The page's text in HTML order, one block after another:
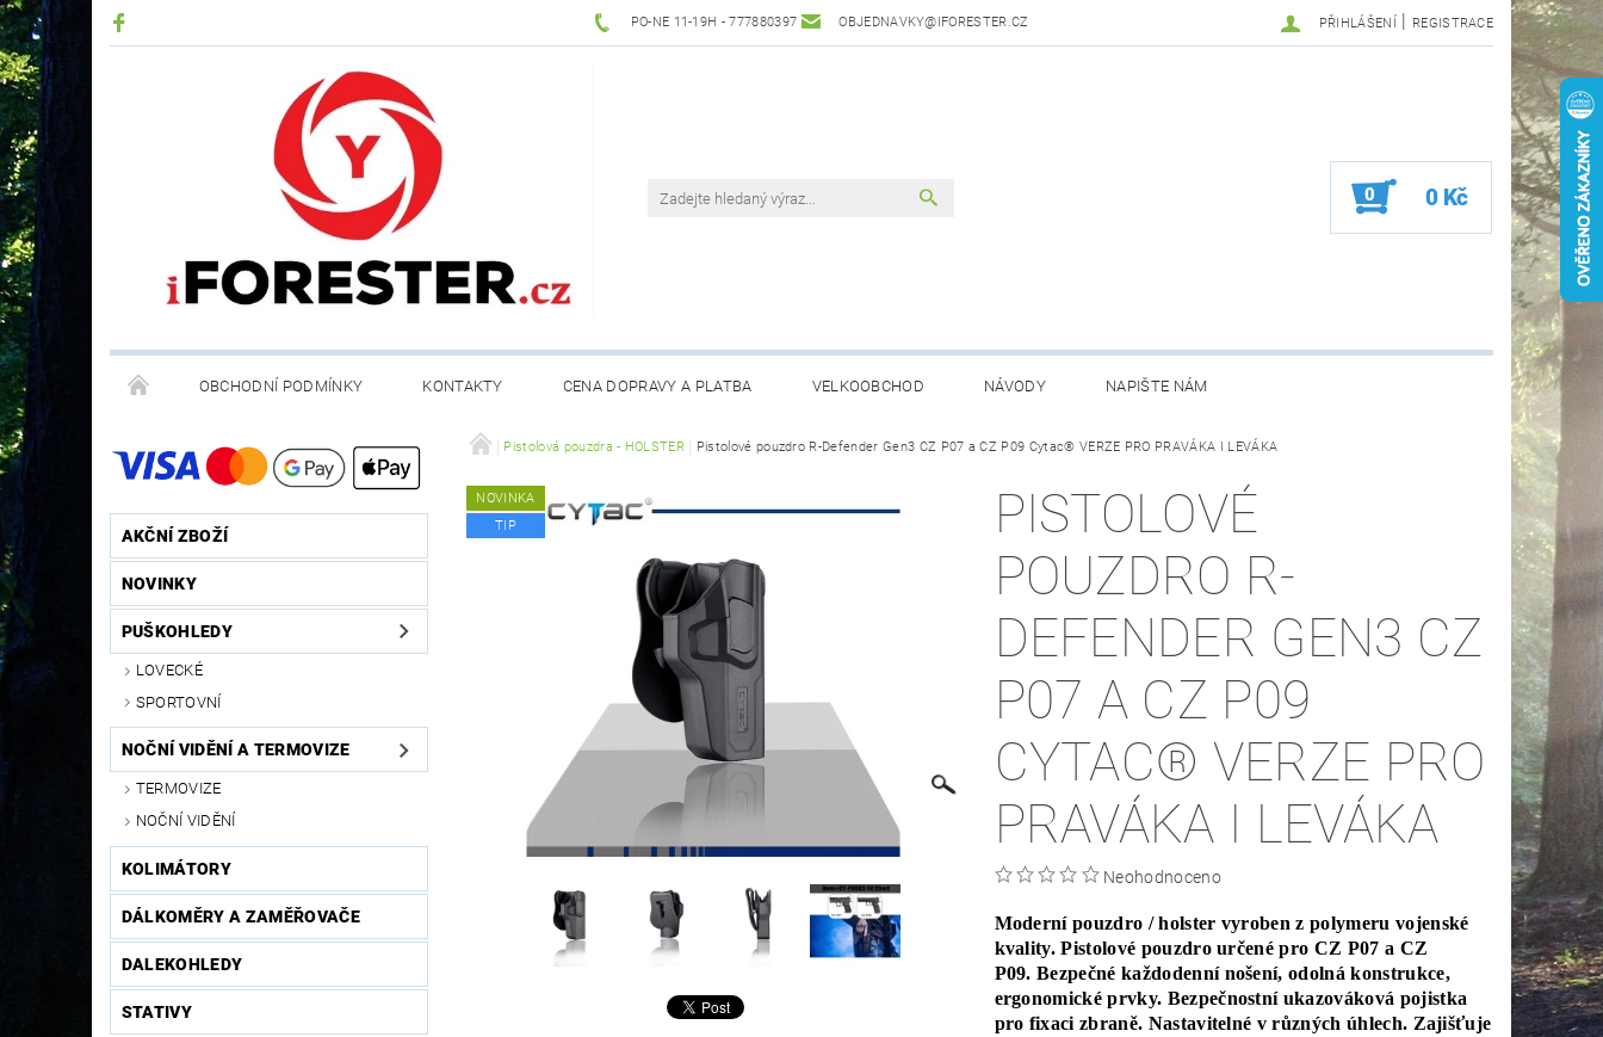
PO-NE 11-19H - 777880397 OBJEDNAVKY@IFORESTER.CZ PŘIHLÁŠENÍ | REGISTRACE
0 0 Kč
OBCHODNÍ PODMÍNKY KONTAKTY CENA DOPRAVY A PLATBA VELKOOBCHOD NÁVODY NAPIŠTE NÁM
RECYKLACE ELEKTROODPADU A BATERIÍ
AKČNÍ ZBOŽÍ
NOVINKY
PUŠKOHLEDY
LOVECKÉ
SPORTOVNÍ
NOČNÍ VIDĚNÍ A TERMOVIZE
TERMOVIZE
NOČNÍ VIDĚNÍ
KOLIMÁTORY
DÁLKOMĚRY A ZAMĚŘOVAČE
DALEKOHLEDY
STATIVY
Pistolová pouzdra - HOLSTER Pistolové pouzdro R-Defender Gen3 CZ P07 a CZ P09 Cytac® VERZE PRO PRAVÁKA I LEVÁKA
NOVINKA
TIP
PISTOLOVÉ
POUZDRO R-
DEFENDER GEN3 CZ
P07 A CZ P09
CYTAC® VERZE PRO
PRAVÁKA I LEVÁKA
Neohodnoceno
Moderní pouzdro / holster vyroben z polymeru vojenské
kvality. Pistolové pouzdro určené pro CZ P07 a CZ
P09. Bezpečné každodenní nošení, odolná konstrukce,
ergonomické prvky. Bezpečnostní ukazováková pojistka
pro fixaci zbraně. Nastavitelné v různých úhlech. Zajišťuje